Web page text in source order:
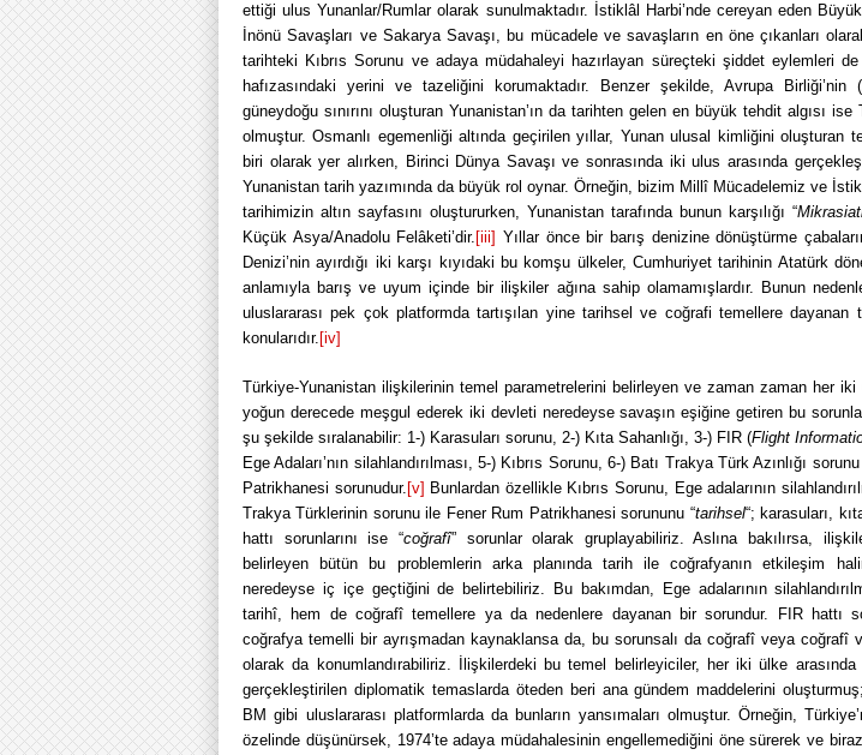
ettiği ulus Yunanlar/Rumlar olarak sunulmaktadır. İstiklâl Harbi’nde cereyan eden
İnönü Savaşları ve Sakarya Savaşı, bu mücadele ve savaşların en öne çıkanları
tarihteki Kıbrıs Sorunu ve adaya müdahaleyi hazırlayan süreçteki şiddet eylemleri
hafızasındaki yerini ve tazeliğini korumaktadır. Benzer şekilde, Avrupa Birliği’nin
güneydoğu sınırını oluşturan Yunanistan’ın da tarihten gelen en büyük tehdit algısı
olmuştur. Osmanlı egemenliği altında geçirilen yıllar, Yunan ulusal kimliğini oluşturan
biri olarak yer alırken, Birinci Dünya Savaşı ve sonrasında iki ulus arasında
Yunanistan tarih yazımında da büyük rol oynar. Örneğin, bizim Millî Mücadelemiz ve
tarihimizin altın sayfasını oluştururken, Yunanistan tarafında bunun karşılığı “
Küçük Asya/Anadolu Felâketi’dir. [iii] Yıllar önce bir barış denizine dönüştürme
Denizi’nin ayırdığı iki karşı kıyıdaki bu komşu ülkeler, Cumhuriyet tarihinin Atatürk
anlamıyla barış ve uyum içinde bir ilişkiler ağına sahip olamamışlardır. Bunun
uluslararası pek çok platformda tartışılan yine tarihsel ve coğrafi temellere dayanan
konularıdır. [iv]
Türkiye-Yunanistan ilişkilerinin temel parametrelerini belirleyen ve zaman zaman her iki
yoğun derecede meşgul ederek iki devleti neredeyse savaşın eşiğine getiren bu
şu şekilde sıralanabilir: 1-) Karasuları sorunu, 2-) Kıta Sahanlığı, 3-) FIR (Flight
Ege Adaları’nın silahlandırılması, 5-) Kıbrıs Sorunu, 6-) Batı Trakya Türk Azınlığı
Patrikhanesi sorunudur. [v] Bunlardan özellikle Kıbrıs Sorunu, Ege adalarının
Trakya Türklerinin sorunu ile Fener Rum Patrikhanesi sorununu “tarihsel“; karasuları,
hattı sorunlarını ise “coğrafî” sorunlar olarak gruplayabiliriz. Aslına bakılırsa,
belirleyen bütün bu problemlerin arka planında tarih ile coğrafyanın etkileşim
neredeyse iç içe geçtiğini de belirtebiliriz. Bu bakımdan, Ege adalarının
tarihî, hem de coğrafî temellere ya da nedenlere dayanan bir sorundur. FIR hattı
coğrafya temelli bir ayrışmadan kaynaklansa da, bu sorunsalı da coğrafî veya coğrafî
olarak da konumlandırabiliriz. İlişkilerdeki bu temel belirleyiciler, her iki ülke
gerçekleştirilen diplomatik temaslarda öteden beri ana gündem maddelerini
BM gibi uluslararası platformlarda da bunların yansımaları olmuştur. Örneğin,
özelinde düşünürsek, 1974’te adaya müdahalesinin engellemediğini öne sürerek ve